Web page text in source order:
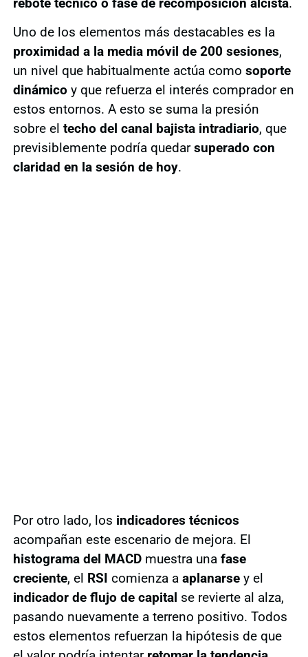
Uno de los elementos más destacables es la
proximidad a la media móvil de 200 sesiones,
un nivel que habitualmente actúa como soporte
dinámico y que refuerza el interés comprador en
estos entornos. A esto se suma la presión
sobre el techo del canal bajista intradiario, que
previsiblemente podría quedarsuperado con
claridad en la sesión de hoy.
Por otro lado, los indicadores técnicos
acompañan este escenario de mejora. El
histograma del MACDmuestra una fase
creciente, el RSI comienza a aplanarsey el
indicador de flujo de capital se revierte al alza,
pasando nuevamente a terreno positivo. Todos
estos elementos refuerzan la hipótesis de que